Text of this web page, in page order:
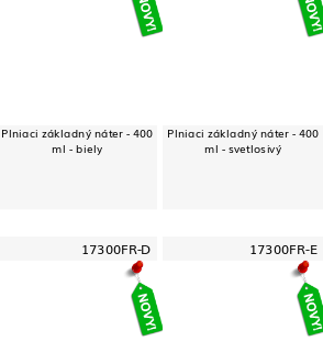
Plniaci základný náter - 400
ml - biely
Plniaci základný náter - 400
ml - svetlosivý
17300FR-D 17300FR-E